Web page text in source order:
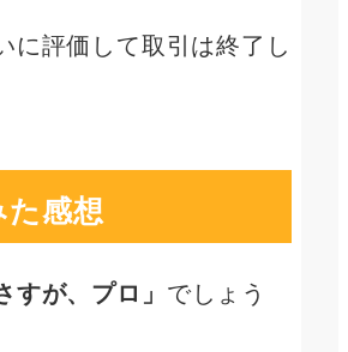
に評価して取引は終了し
感想
すが、プロ」 でしょう